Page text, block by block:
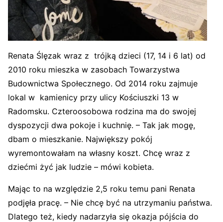
Renata Ślęzak wraz z trójką dzieci (17, 14 i 6 lat) od
2010 roku mieszka w zasobach Towarzystwa
Budownictwa Społecznego. Od 2014 roku zajmuje
lokal w kamienicy przy ulicy Kościuszki 13 w
Radomsku. Czteroosobowa rodzina ma do swojej
dyspozycji dwa pokoje i kuchnię. – Tak jak mogę,
dbam o mieszkanie. Największy pokój
wyremontowałam na własny koszt. Chcę wraz z
dziećmi żyć jak ludzie – mówi kobieta.
Mając to na względzie 2,5 roku temu pani Renata
podjęła pracę. – Nie chcę być na utrzymaniu państwa.
Dlatego też, kiedy nadarzyła się okazja pójścia do